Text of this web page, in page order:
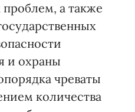
а также
и охраны
чреваты
количества